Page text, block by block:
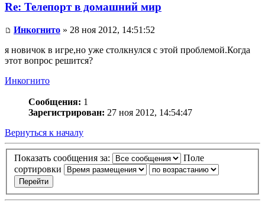
Re: Телепорт в домашний мир
Инкогнито » 28 ноя 2012, 14:51:52
я новичок в игре,но уже столкнулся с этой проблемой.Когда
этот вопрос решится?
Инкогнито
Сообщения: 1
Зарегистрирован: 27 ноя 2012, 14:54:47
Вернуться к началу
Показать сообщения за:
Поле
сортировки